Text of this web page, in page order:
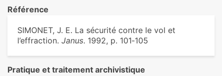
Référence
SIMONET, J. E. La sécurité contre le vol et
l’effraction. Janus. 1992, p. 101‑105
Pratique et traitement archivistique